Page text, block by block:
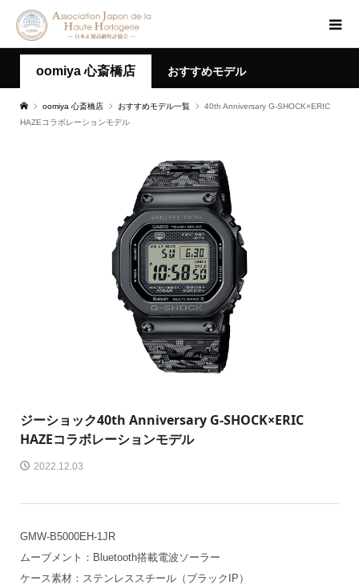
oomiya 心斎橋店 おすすめモデル
oomiya 心斎橋店 おすすめモデル一覧
40th Anniversary G-SHOCK×ERIC
HAZEコラボレーションモデル
ジーショック40th Anniversary G-SHOCK×ERIC
HAZEコラボレーションモデル
2022.12.03
GMW-B5000EH-1JR
ムーブメント：Bluetooth搭載電波ソーラー
ケース素材：ステンレススチール（ブラックIP）